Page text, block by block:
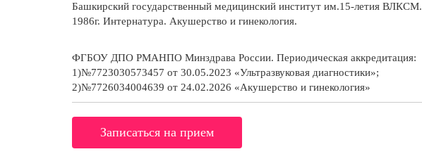
Башкирский государственный медицинский институт им.15-летия ВЛКСМ.
1986г. Интернатура. Акушерство и гинекология.
ФГБОУ ДПО РМАНПО Минздрава России. Периодическая аккредитация:
1)№7723030573457 от 30.05.2023 «Ультразвуковая диагностики»;
2)№7726034004639 от 24.02.2026 «Акушерство и гинекология»
Записаться на прием